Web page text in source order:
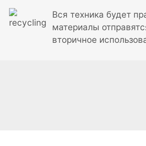
Вся техника будет
материалы
вторичное